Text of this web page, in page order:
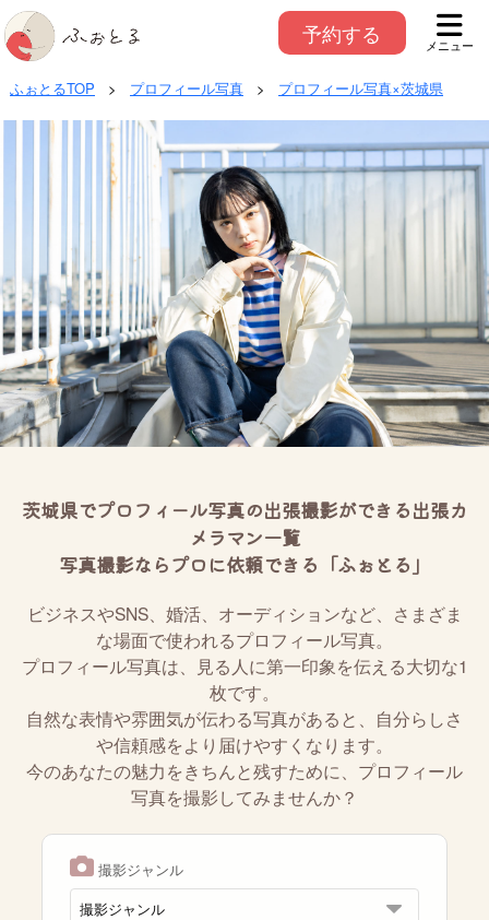
予約する メニュー
ふぉとるTOP > プロフィール写真 > プロフィール写真×茨城県
茨城県でプロフィール写真の出張撮影ができる出張カ
メラマン一覧
写真撮影ならプロに依頼できる「ふぉとる」
ビジネスやSNS、婚活、オーディションなど、さまざま
な場面で使われるプロフィール写真。
プロフィール写真は、見る人に第一印象を伝える大切な1
枚です。
自然な表情や雰囲気が伝わる写真があると、自分らしさ
や信頼感をより届けやすくなります。
今のあなたの魅力をきちんと残すために、プロフィール
写真を撮影してみませんか？
撮影ジャンル